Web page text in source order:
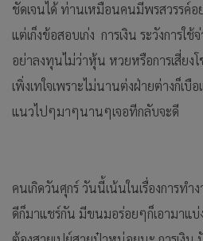
ชัดเจนได้ ท่านเหมือนคนมีพรสวรรค์
แต่เก็งข้อสอบเก่ง การเงิน ระวังการ
อย่าลงทุนไม่ว่าหุ้น หวยหรือการเสี่ยง
เพิ่งเทใจเพราะไม่นานต่งฝ่ายต่างก็เ
แนวไปๆมาๆนานๆเจอทีกลับจะดี
คนเกิดวันศุกร์ วันนี้เน้นในเรื่องการทำ
ดีก็มาแชร์กัน มีขนมอร่อยๆก็เอามา